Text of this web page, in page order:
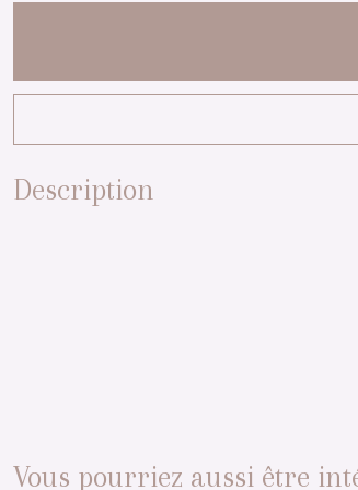
Description
Vous pourriez aussi être